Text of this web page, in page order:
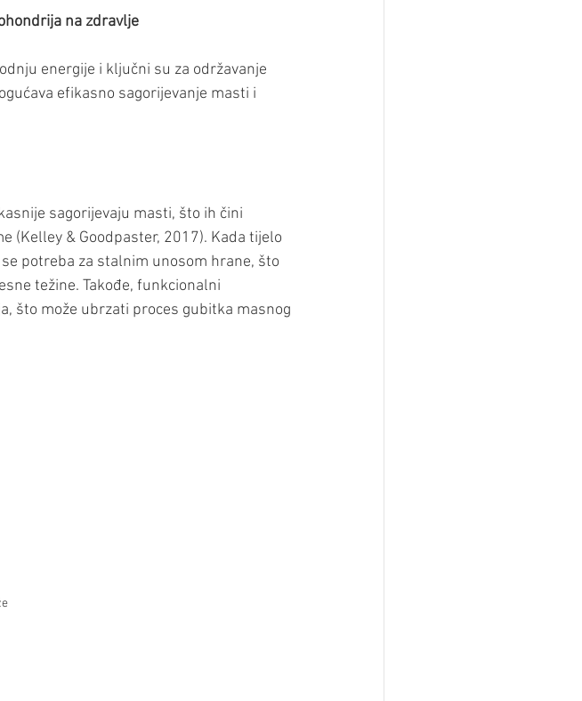
na zdravlje
energije i ključni su za održavanje
efikasno sagorijevanje masti i
sagorijevaju masti, što ih čini
(Kelley & Goodpaster, 2017). Kada tijelo
potreba za stalnim unosom hrane, što
težine. Takođe, funkcionalni
što može ubrzati proces gubitka masnog